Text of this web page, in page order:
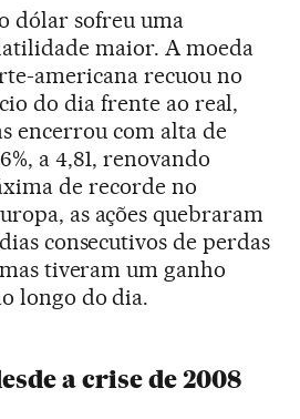
dólar sofreu uma
maior. A moeda
americana recuou no
do dia frente ao real,
encerrou com alta de
a 4,81, renovando
de recorde no
as ações quebraram
consecutivos de perdas
tiveram um ganho
longo do dia.
a crise de 2008